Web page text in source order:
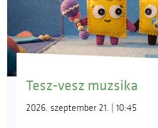
Tesz-vesz muzsika
2026. szeptember 21. | 10:45